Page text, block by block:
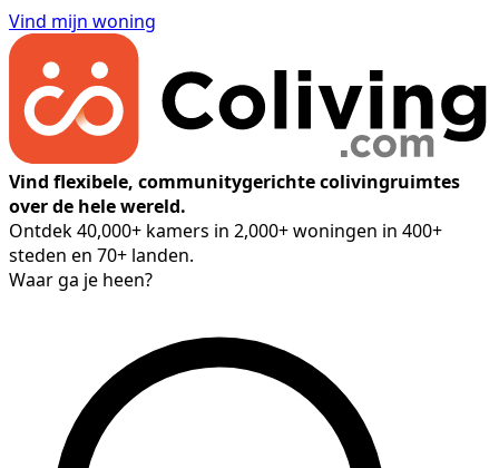
Vind mijn woning
Vind flexibele, communitygerichte colivingruimtes
over de hele wereld.
Ontdek 40,000+ kamers in 2,000+ woningen in 400+
steden en 70+ landen.
Waar ga je heen?